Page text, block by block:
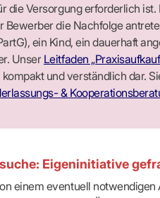
die Versorgung erforderlich
Bewerber die Nachfolge
ein Kind, ein dauerhaft
Unser Leitfaden
kompakt und verständlich dar.
&
Eigeninitiative
einem eventuell